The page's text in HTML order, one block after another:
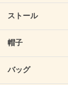
ストール
帽子
バッグ